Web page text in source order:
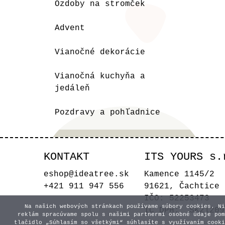
Ozdoby na stromček
Advent
Vianočné dekorácie
Vianočná kuchyňa a
jedáleň
Pozdravy a pohľadnice
KONTAKT
eshop@ideatree.sk
+421 911 947 556
ITS YOURS
Kamence 1145/2
91621, Čachtice
IČO: 52253473
IČ DPH:
Na našich webových stránkach používame súbory
reklám spracúvame spolu s našimi partnermi osobné údaje
tlačidlo „Súhlasím so všetkými“ súhlasíte s využívaním